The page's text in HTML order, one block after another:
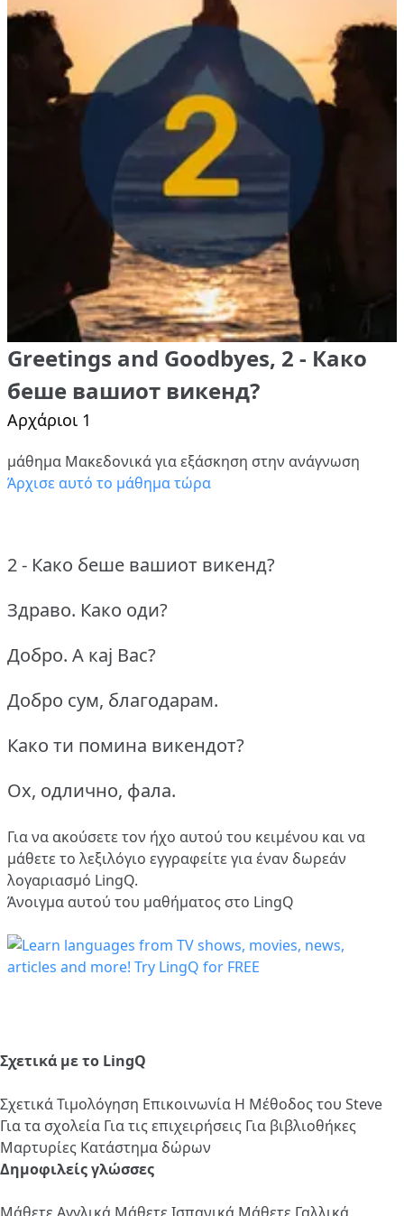
Greetings and Goodbyes, 2 - Како
беше вашиот викенд?
Αρχάριοι 1
μάθημα Μακεδονικά για εξάσκηση στην ανάγνωση
Άρχισε αυτό το μάθημα τώρα
2 - Како беше вашиот викенд?
Здраво. Како оди?
Добро. А кај Вас?
Добро сум, благодарам.
Како ти помина викендот?
Ох, одлично, фала.
Για να ακούσετε τον ήχο αυτού του κειμένου και να
μάθετε το λεξιλόγιο εγγραφείτε για έναν δωρεάν
λογαριασμό LingQ.
Άνοιγμα αυτού του μαθήματος στο LingQ
Σχετικά με το LingQ
ΣχετικάΤιμολόγηση Επικοινωνία Η Μέθοδος του Steve
Για τα σχολεία Για τις επιχειρήσεις Για βιβλιοθήκες
Μαρτυρίες Κατάστημα δώρων
Δημοφιλείς γλώσσες